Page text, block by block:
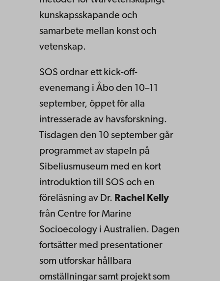
kunskapsskapande och
samarbete mellan konst och
vetenskap.
SOS ordnar ett kick-off-
evenemang i Åbo den 10–11
september, öppet för alla
intresserade av havsforskning.
Tisdagen den 10 september går
programmet av stapeln på
Sibeliusmuseum med en kort
introduktion till SOS och en
föreläsning av Dr. Rachel Kelly
från Centre for Marine
Socioecology i Australien. Dagen
fortsätter med presentationer
som utforskar hållbara
omställningar samt projekt som